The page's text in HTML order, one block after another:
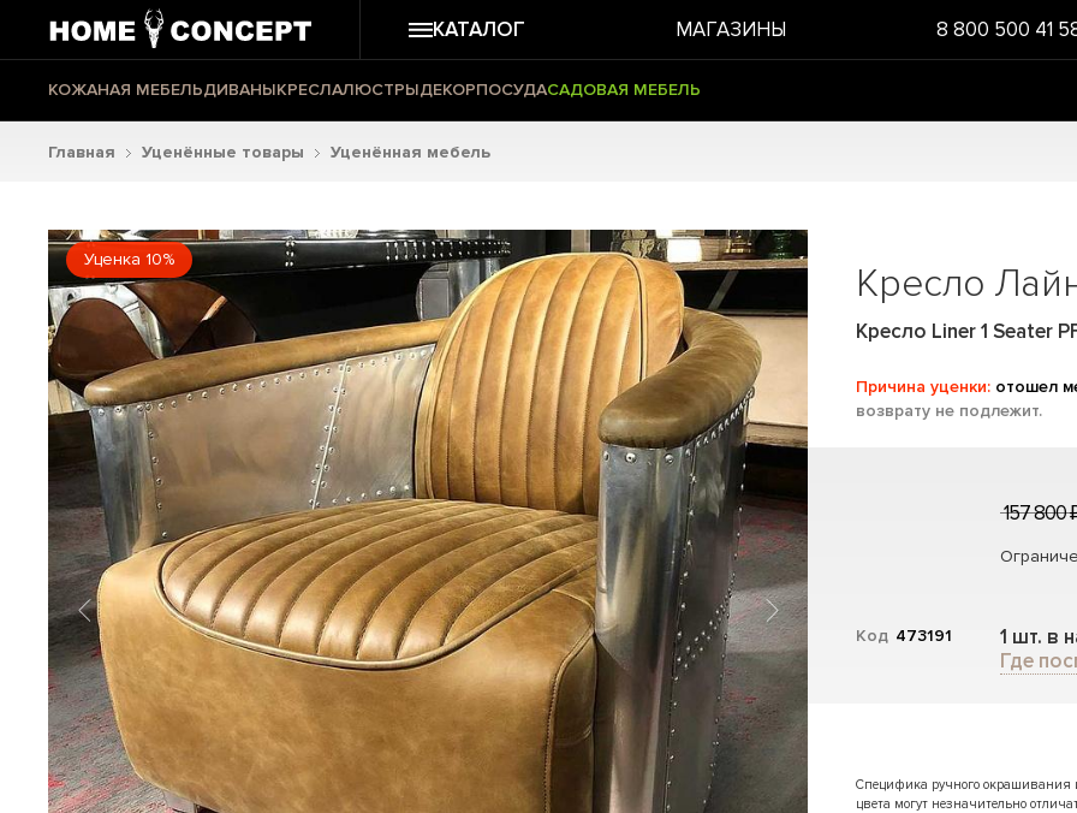
КАТАЛОГ МАГАЗИНЫ 8 800 500 41
КОЖАНАЯ МЕБЕЛЬДИВАНЫКРЕСЛАЛЮСТРЫДЕКОРПОСУДАСАДОВАЯ МЕБЕЛЬ
Главная Уценённые товары Уценённая мебель
Уценка 10%
Кресло
Кресло Liner 1 Seater
Причина уценки: отошел
возврату не подлежит.
Код 473191
157 800
1 шт. в
Где
Специфика ручного окрашивания
цвета могут незначительно